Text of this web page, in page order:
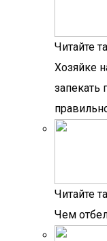
Читайте
Хозяйке
запекать
Читайте
Чем